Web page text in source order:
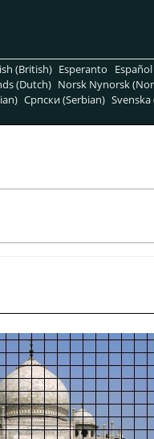
(British) Esperanto
(Dutch) Norsk Nynorsk
Српски (Serbian) Svenska